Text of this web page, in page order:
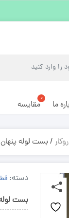
ما مقایسه
/ بست لوله
دسته:
بست